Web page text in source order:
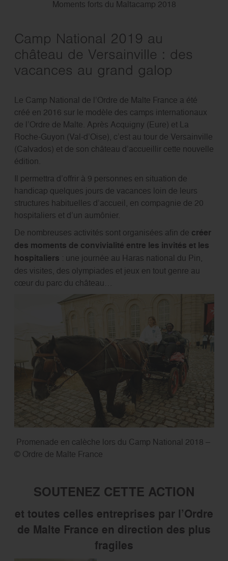
Moments forts du Maltacamp 2018
Camp National 2019 au
château de Versainville : des
vacances au grand galop
Le Camp National de l’Ordre de Malte France a été
créé en 2016 sur le modèle des camps internationaux
de l’Ordre de Malte. Après Acquigny (Eure) et La
Roche-Guyon (Val-d’Oise), c’est au tour de Versainville
(Calvados) et de son château d’accueillir cette nouvelle
édition.
Il permettra d’offrir à 9 personnes en situation de
handicap quelques jours de vacances loin de leurs
structures habituelles d’accueil, en compagnie de 20
hospitaliers et d’un aumônier.
De nombreuses activités sont organisées afin de créer
des moments de convivialité entre les invités et les
hospitaliers : une journée au Haras national du Pin,
des visites, des olympiades et jeux en tout genre au
cœur du parc du château…
Promenade en calèche lors du Camp National 2018 –
© Ordre de Malte France
SOUTENEZ CETTE ACTION
et toutes celles entreprises par l’Ordre
de Malte France en direction des plus
fragiles